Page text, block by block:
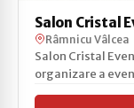
Salon Cristal
Râmnicu Vâlcea
Salon Cristal
organizare a